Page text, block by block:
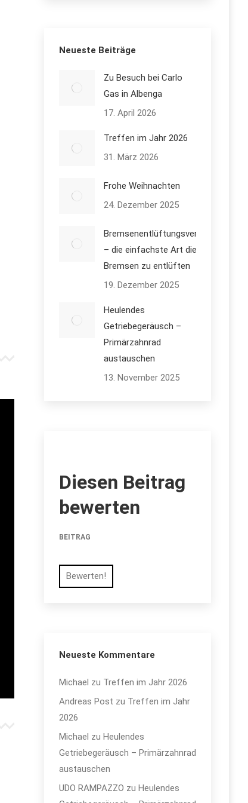
Neueste Beiträge
Zu Besuch bei Carlo
Gas in Albenga
17. April 2026
Treffen im Jahr 2026
31. März 2026
Frohe Weihnachten
24. Dezember 2025
Bremsenentlüftungsventile
– die einfachste Art die
Bremsen zu entlüften
19. Dezember 2025
Heulendes
Getriebegeräusch –
Primärzahnrad
austauschen
13. November 2025
Diesen Beitrag
bewerten
BEITRAG
Bewerten!
Neueste Kommentare
Michael zu Treffen im Jahr 2026
Andreas Post zu Treffen im Jahr
2026
Michael zu Heulendes
Getriebegeräusch – Primärzahnrad
austauschen
UDO RAMPAZZO zu Heulendes